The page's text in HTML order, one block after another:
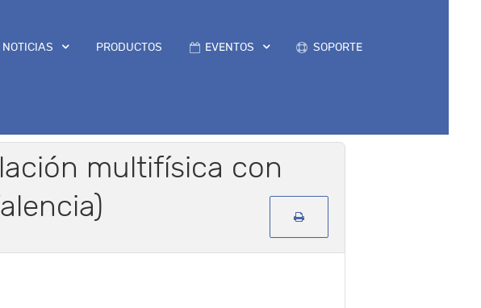
NOTICIAS PRODUCTOS EVENTOS SOPORTE
multifísica con